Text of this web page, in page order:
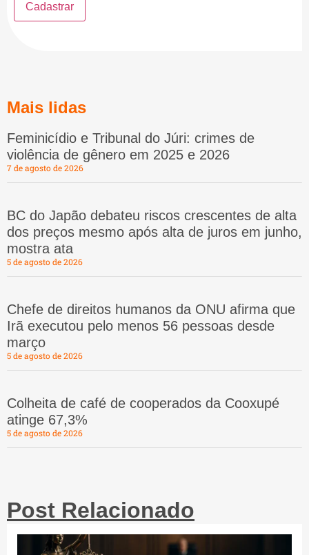
Mais lidas
Feminicídio e Tribunal do Júri: crimes de
violência de gênero em 2025 e 2026
7 de agosto de 2026
BC do Japão debateu riscos crescentes de alta
dos preços mesmo após alta de juros em junho,
mostra ata
5 de agosto de 2026
Chefe de direitos humanos da ONU afirma que
Irã executou pelo menos 56 pessoas desde
março
5 de agosto de 2026
Colheita de café de cooperados da Cooxupé
atinge 67,3%
5 de agosto de 2026
Post Relacionado